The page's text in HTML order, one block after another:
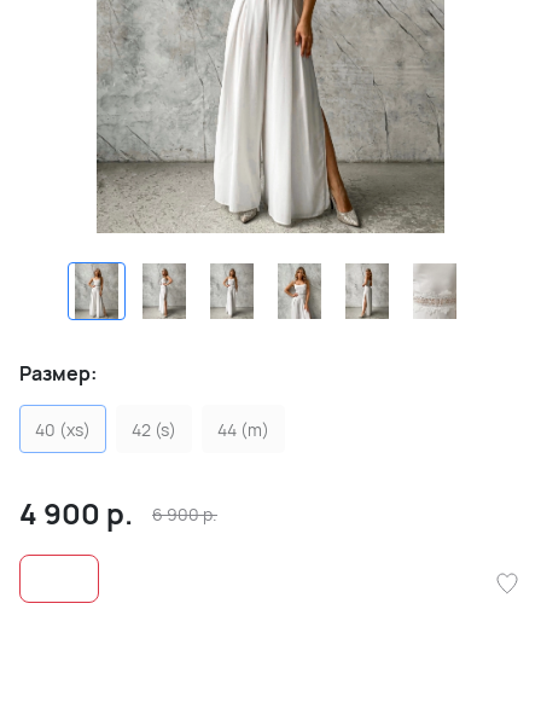
Размер:
40 (xs) 42 (s) 44 (m)
4 900 р. 6 900р.